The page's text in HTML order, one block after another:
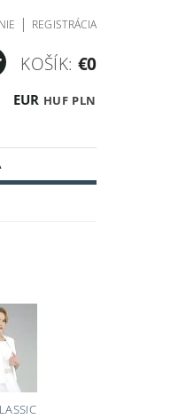
| REGISTRÁCIA
EUR HUF PLN
KOŠÍK: €0